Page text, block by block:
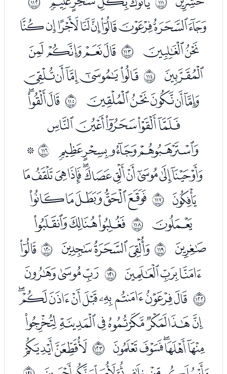
ﮟﮠﮡﮢﮣﮤﮥﮦﮧ
ﮨﮩ ﱰ ﮫﮬﮭﮮ
ﮯ ﱱﮱﯓﯔﯕﯖ
ﯗﯘﯙﯚﯛ ﱲ ﯝﯞﯟ
ﯠﯡﯢﯣﯤ
ﯥﯦﯧﯨ ﱳﯪ
ﯫﯬﯭﯮﯯﯰﯱﯲﯳﯴﯵ
ﯶ ﱴ ﯸﯹﯺﯻﯼ
ﯽ ﱵ ﯿﰀﰁ
ﰂ ﱶﰄﰅﰆ ﱷﭑ
ﭒﭓﭔ ﱸ ﭖﭗﭘ
ﱹ ﭚﭛﭜﭝﭞﭟﭠﭡﭢ
ﭣﭤﭥﭦﭧﭨﭩ
ﭪﭫﭬﭭﭮ ﱺ ﭰﭱ